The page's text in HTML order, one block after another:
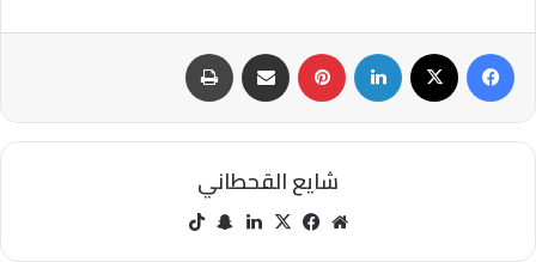
فيسبوك ‫X لينكدإن بينتيريست مشاركة عبر البريد طباعة
شايع القحطاني
مو في ‫X لينك سنا